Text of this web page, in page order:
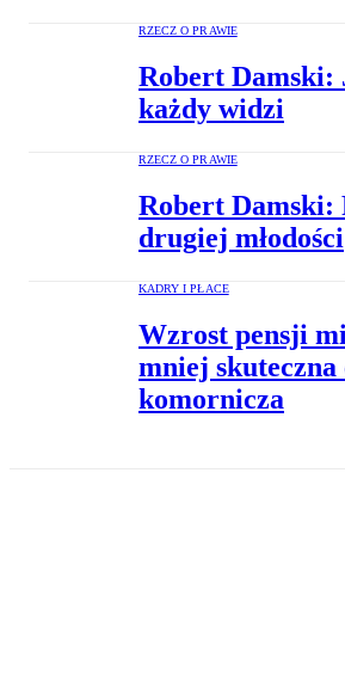
RZECZ O PRAWIE
Robert Damski:
każdy widzi
RZECZ O PRAWIE
Robert Damski:
drugiej młodości
KADRY I PŁACE
Wzrost pensji
mniej skuteczna
komornicza